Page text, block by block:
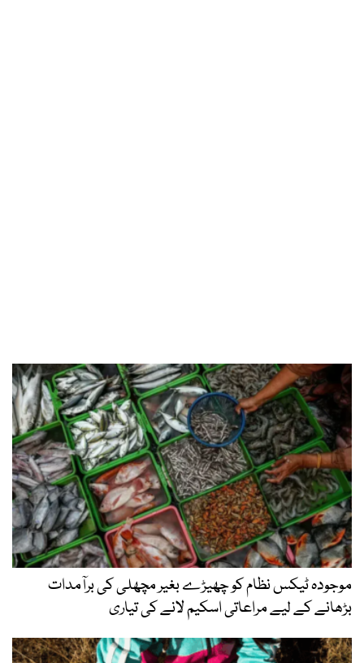
موجودہ ٹیکس نظام کو چھیڑے بغیر مچھلی کی برآمدات
بڑھانے کے لیے مراعاتی اسکیم لانے کی تیاری